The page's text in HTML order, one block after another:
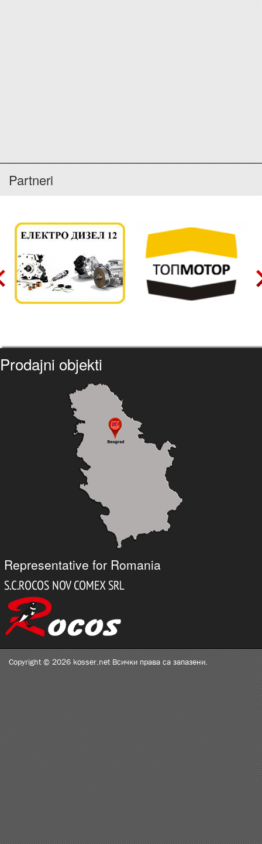
Partneri
Prodajni objekti
Representative for Romania
Copyright © 2026 kosser.net Всички права са запазени.